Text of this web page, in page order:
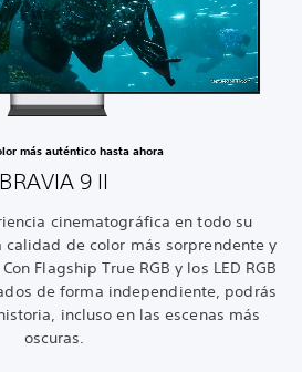
más auténtico hasta ahora
BRAVIA 9 II
cinematográfica en todo su
calidad de color más sorprendente y
Flagship True RGB y los LED RGB
de forma independiente, podrás
incluso en las escenas más
oscuras.